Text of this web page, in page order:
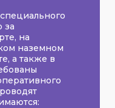
за
на
наземном
а также в